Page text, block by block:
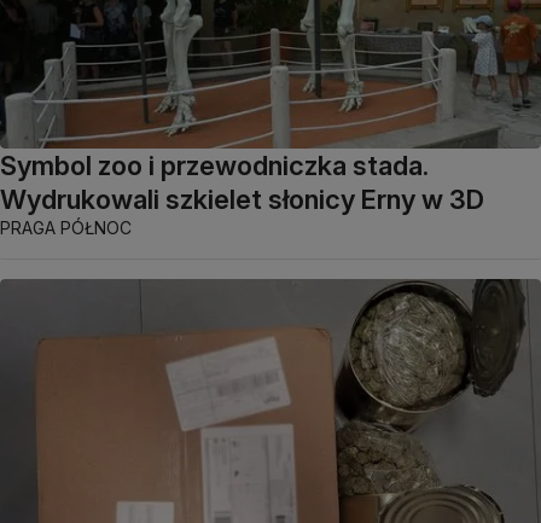
Symbol zoo i przewodniczka stada.
Wydrukowali szkielet słonicy Erny w 3D
PRAGA PÓŁNOC